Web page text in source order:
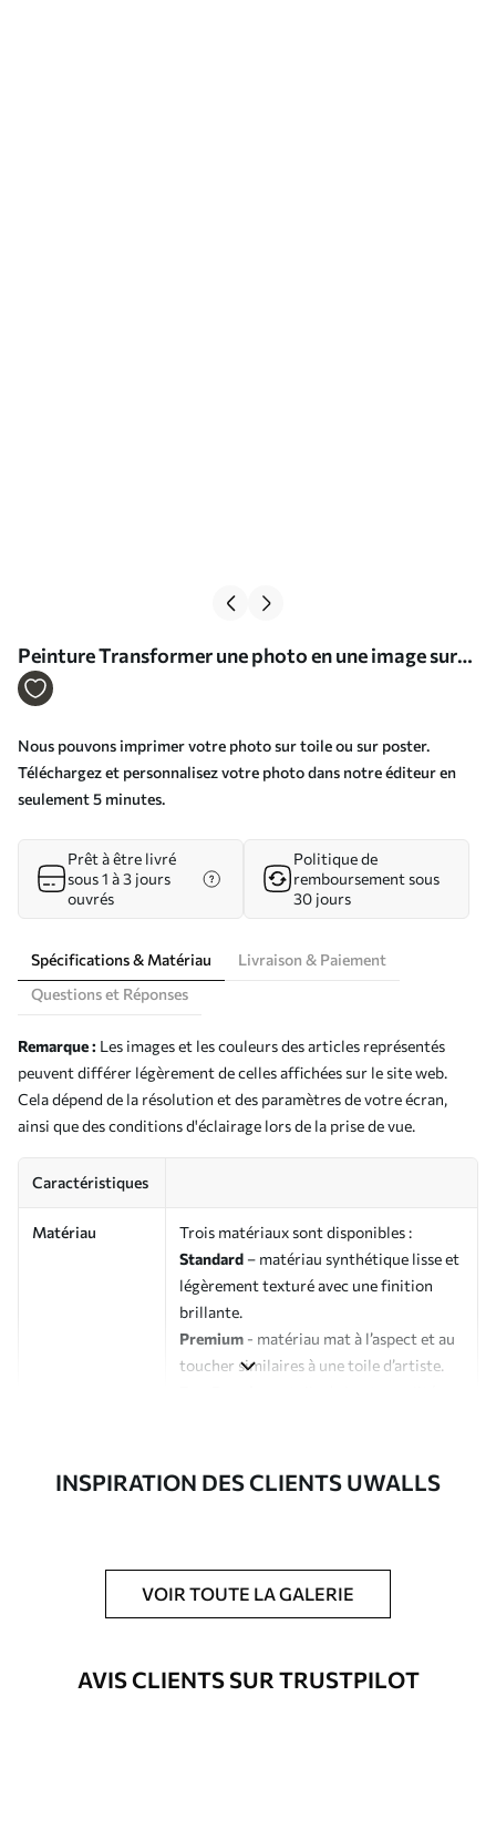
Peinture Transformer une photo en une image sur
toile Art. s33429
Nous pouvons imprimer votre photo sur toile ou sur poster.
Téléchargez et personnalisez votre photo dans notre éditeur en
seulement 5 minutes.
Prêt à être livré
sous 1 à 3 jours
ouvrés
Politique de
remboursement sous
30 jours
Spécifications & Matériau
Livraison & Paiement
Questions et Réponses
Remarque : Les images et les couleurs des articles représentés
peuvent différer légèrement de celles affichées sur le site web.
Cela dépend de la résolution et des paramètres de votre écran,
ainsi que des conditions d'éclairage lors de la prise de vue.
Caractéristiques
Matériau
Trois matériaux sont disponibles :
Standard – matériau synthétique lisse et
légèrement texturé avec une finition
brillante.
Premium - matériau mat à l’aspect et au
toucher similaires à une toile d’artiste.
Possibilité d'ajouter un vernis
protecteur pour renforcer la durabilité
du tableau.
Matériaux disponibles
INSPIRATION DES CLIENTS UWALLS
VOIR TOUTE LA GALERIE
AVIS CLIENTS SUR TRUSTPILOT